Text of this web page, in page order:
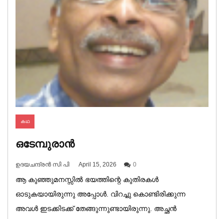
കഥ
ഒടേമ്പുരാൻ
ഉദയചന്ദ്രൻ സി പി April 15, 2026 0
ആ കുഞ്ഞുമനസ്സിൽ ഭയത്തിന്റെ കുതിരകൾ
ഓടുകയായിരുന്നു അപ്പോൾ. വിറച്ചു കൊണ്ടിരിക്കുന്ന
അവൾ ഇടക്കിടക്ക് തേങ്ങുന്നുണ്ടായിരുന്നു. അച്ഛൻ